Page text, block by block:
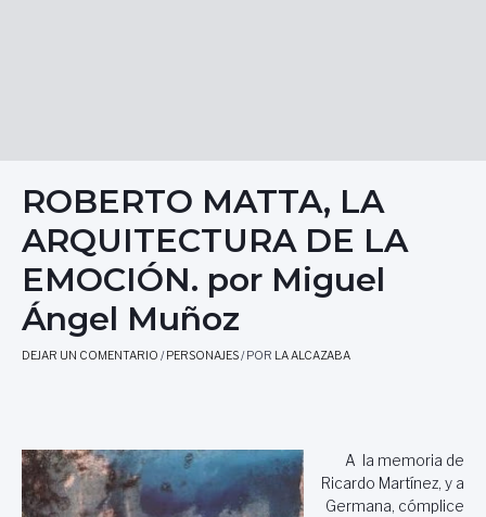
ROBERTO MATTA, LA
ARQUITECTURA DE LA
EMOCIÓN. por Miguel
Ángel Muñoz
DEJAR UN COMENTARIO /PERSONAJES/ POR LA ALCAZABA
A la memoria de
Ricardo Martínez, y a
Germana, cómplice